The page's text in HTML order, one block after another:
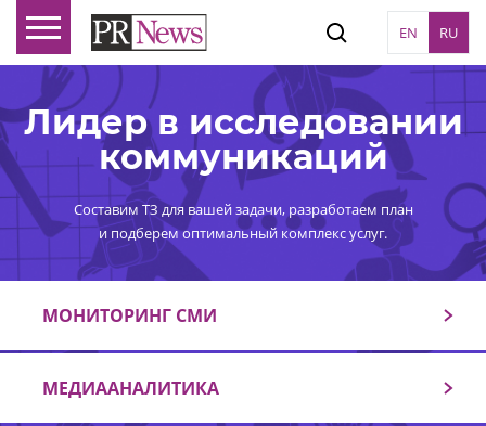
EN RU
Лидер в исследовании
коммуникаций
Составим ТЗ для вашей задачи, разработаем план
и подберем оптимальный комплекс услуг.
МОНИТОРИНГ СМИ
МЕДИААНАЛИТИКА